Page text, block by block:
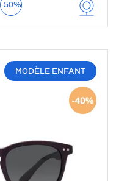
-50%
MODÈLE ENFANT